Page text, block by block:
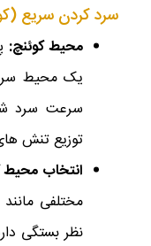
سرد کردن سریع
محیط کوئنچ:
یک محیط
سرعت سرد
توزیع تنش‌
انتخاب محیط
مختلفی
نظر بستگی